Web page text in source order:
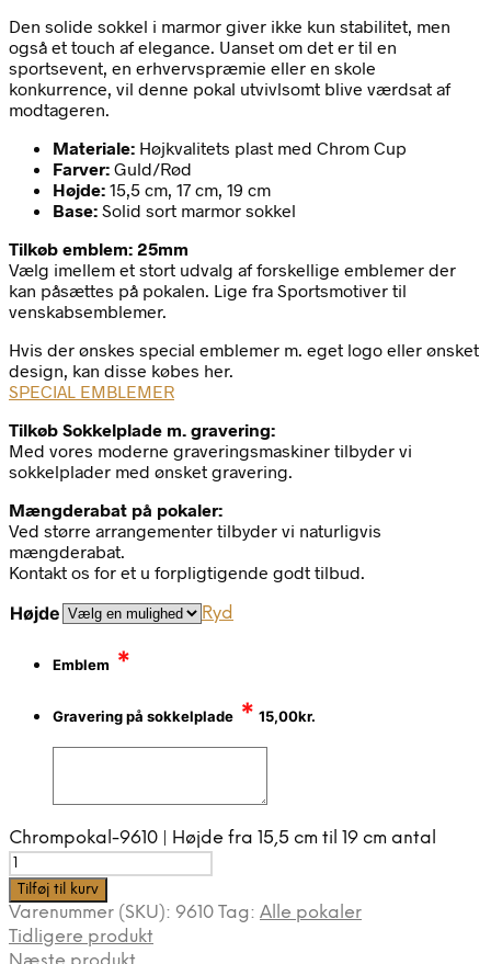
Den solide sokkel i marmor giver ikke kun stabilitet, men
også et touch af elegance. Uanset om det er til en
sportsevent, en erhvervspræmie eller en skole
konkurrence, vil denne pokal utvivlsomt blive værdsat af
modtageren.
Materiale: Højkvalitets plast med Chrom Cup
Farver: Guld/Rød
Højde: 15,5 cm, 17 cm, 19 cm
Base: Solid sort marmor sokkel
Tilkøb emblem: 25mm
Vælg imellem et stort udvalg af forskellige emblemer der
kan påsættes på pokalen. Lige fra Sportsmotiver til
venskabsemblemer.
Hvis der ønskes special emblemer m. eget logo eller ønsket
design, kan disse købes her.
SPECIAL EMBLEMER
Tilkøb Sokkelplade m. gravering:
Med vores moderne graveringsmaskiner tilbyder vi
sokkelplader med ønsket gravering.
Mængderabat på pokaler:
Ved større arrangementer tilbyder vi naturligvis
mængderabat.
Kontakt os for et u forpligtigende godt tilbud.
Højde Ryd
Emblem *
Gravering på sokkelplade * 15,00kr.
Chrompokal-9610 | Højde fra 15,5 cm til 19 cm antal
Tilføj til kurv
Varenummer (SKU): 9610 Tag: Alle pokaler
Tidligere produkt